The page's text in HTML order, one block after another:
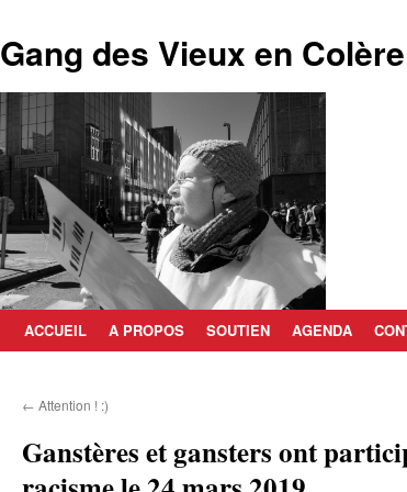
contenu
Gang des Vieux en Colère
ACCUEIL A PROPOS SOUTIEN AGENDA
← Attention ! :)
Ganstères et gansters ont